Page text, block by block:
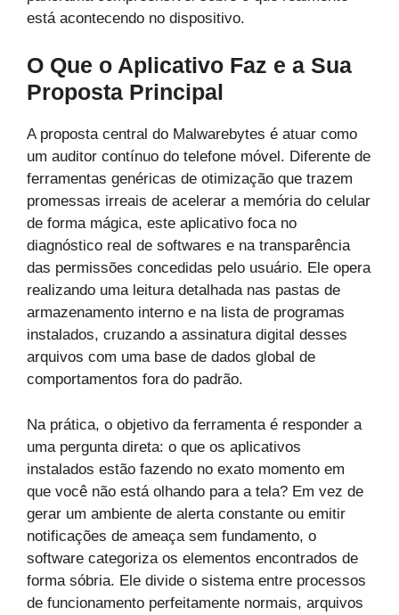
está acontecendo no dispositivo.
O Que o Aplicativo Faz e a Sua
Proposta Principal
A proposta central do Malwarebytes é atuar como
um auditor contínuo do telefone móvel. Diferente de
ferramentas genéricas de otimização que trazem
promessas irreais de acelerar a memória do celular
de forma mágica, este aplicativo foca no
diagnóstico real de softwares e na transparência
das permissões concedidas pelo usuário. Ele opera
realizando uma leitura detalhada nas pastas de
armazenamento interno e na lista de programas
instalados, cruzando a assinatura digital desses
arquivos com uma base de dados global de
comportamentos fora do padrão.
Na prática, o objetivo da ferramenta é responder a
uma pergunta direta: o que os aplicativos
instalados estão fazendo no exato momento em
que você não está olhando para a tela? Em vez de
gerar um ambiente de alerta constante ou emitir
notificações de ameaça sem fundamento, o
software categoriza os elementos encontrados de
forma sóbria. Ele divide o sistema entre processos
de funcionamento perfeitamente normais, arquivos